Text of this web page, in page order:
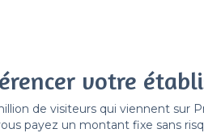
votre
de visiteurs qui viennent sur
payez un montant fixe sans